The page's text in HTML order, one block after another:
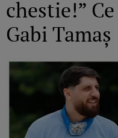
chestie!”
Gabi Tamaș